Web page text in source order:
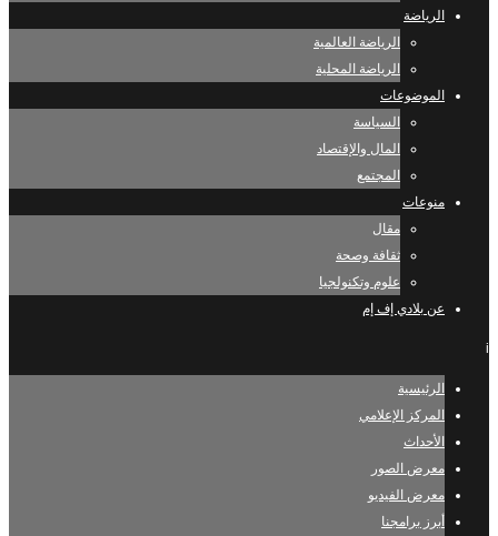
الرياضة
الرياضة العالمية
الرياضة المحلية
الموضوعات
السياسة
المال والإقتصاد
المجتمع
منوعات
مقال
ثقافة وصحة
علوم وتكنولجيا
عن بلادي إف إم
i
الرئيسية
المركز الإعلامي
الأحداث
معرض الصور
معرض الفيديو
أبرز برامجنا